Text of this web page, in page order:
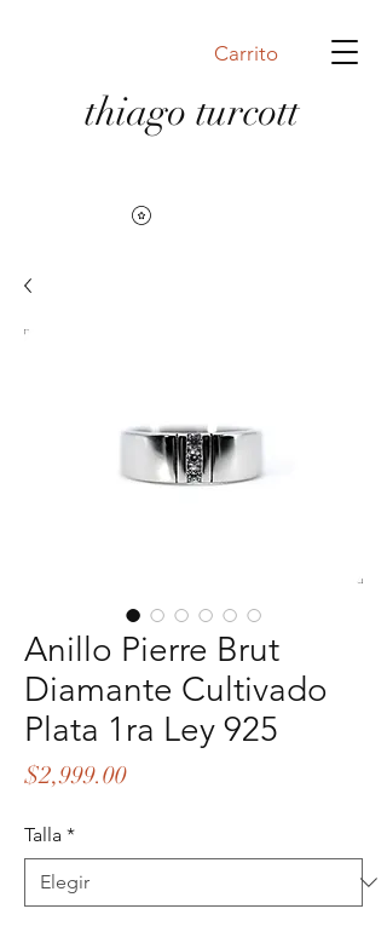
Carrito
thiago turcott
Anillo Pierre Brut
Diamante Cultivado
Plata 1ra Ley 925
$2,999.00Precio
Talla *